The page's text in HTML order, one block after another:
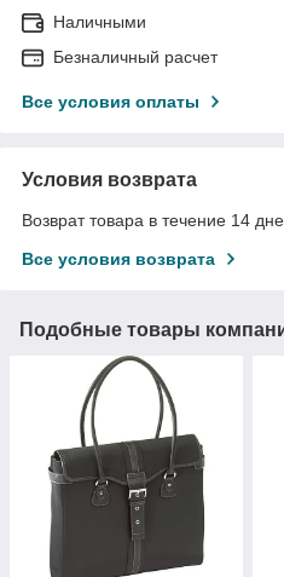
Наличными
Безналичный расчет
Все условия оплаты
Условия возврата
Возврат товара в течение 14
Все условия возврата
Подобные товары